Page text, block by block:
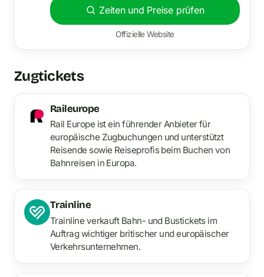
Zeiten und Preise prüfen
Offizielle Website
Zugtickets
Raileurope
Rail Europe ist ein führender Anbieter für
europäische Zugbuchungen und unterstützt
Reisende sowie Reiseprofis beim Buchen von
Bahnreisen in Europa.
Trainline
Trainline verkauft Bahn- und Bustickets im
Auftrag wichtiger britischer und europäischer
Verkehrsunternehmen.